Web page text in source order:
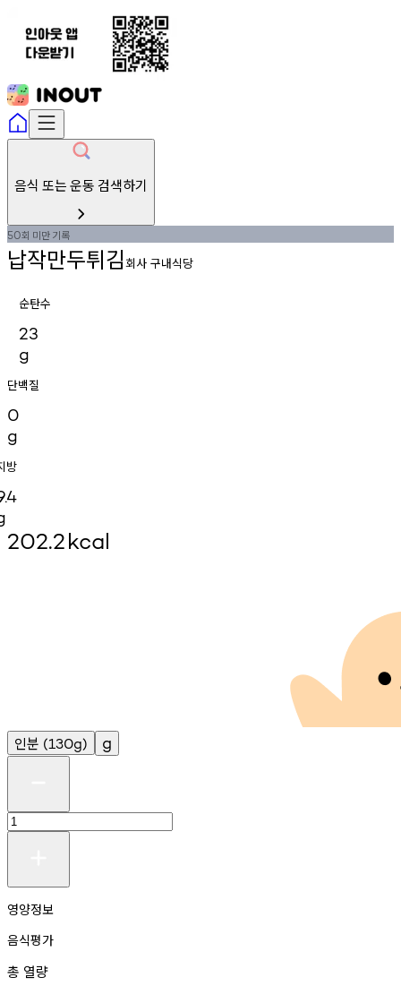
음식 또는 운동 검색하기
50회 미만기록
납작만두튀김회사 구내식당
순탄수
23
g
단백질
0
g
방
202.2kcal
인분 (130g) g
영양정보
음식평가
총 열량